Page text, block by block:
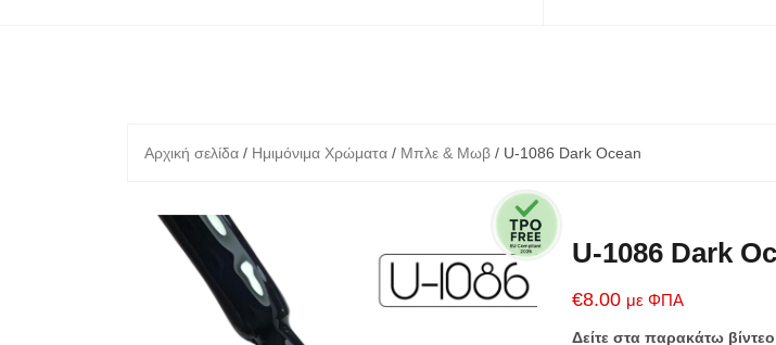
Αρχική σελίδα / Ημιμόνιμα Χρώματα / Μπλε & Μωβ / U-1086 Dark Ocean
U-1086 Dark
€8.00 με ΦΠΑ
Δείτε στα παρακάτω